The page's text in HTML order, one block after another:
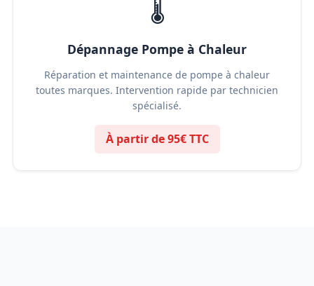
🌡️
Dépannage Pompe à Chaleur
Réparation et maintenance de pompe à chaleur
toutes marques. Intervention rapide par technicien
spécialisé.
À partir de 95€ TTC